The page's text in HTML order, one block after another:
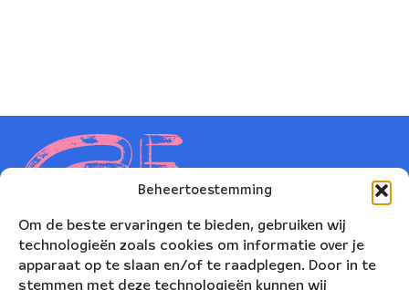
Beheertoestemming
Om de beste ervaringen te bieden, gebruiken wij
technologieën zoals cookies om informatie over je
apparaat op te slaan en/of te raadplegen. Door in te
stemmen met deze technologieën kunnen wij